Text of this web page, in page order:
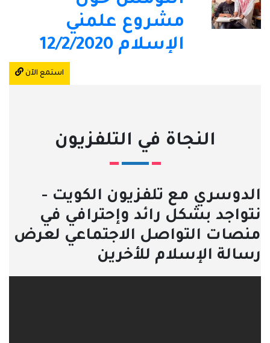
مشروع علمني
الإسلام 12/2/2020
استمع الآن
النجاة في التلفزيون
الدوسري مع تلفزيون الكويت -
نتواجد بشكل رائد وإحترافي في
منصات التواصل الاجتماعي لعرض
رسالة الإسلام للأخرين